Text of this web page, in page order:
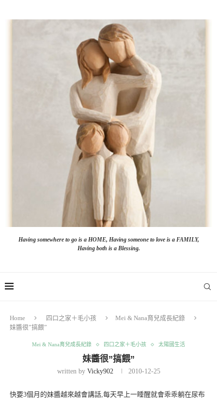
Having somewhere to go is a HOME, Having someone to love is a FAMILY,
Having both is a Blessing.
Home 四口之家＋毛小孩
Mei & Nana育兒成長紀錄
妹醬很”搞餵”
Mei & Nana育兒成長紀錄 四口之家＋毛小孩 太陽國生活
妹醬很”搞餵”
written by Vicky902 2010-12-25
快要3個月的妹醬越來越會講話,每天早上一睡醒就會乖乖躺在尿布